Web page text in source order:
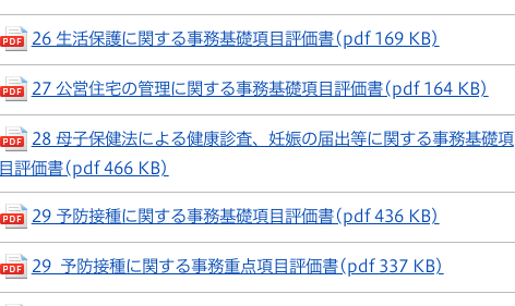
26 生活保護に関する事務基礎項目評価書(pdf 169 KB)
27 公営住宅の管理に関する事務基礎項目評価書(pdf 164 KB)
28 母子保健法による健康診査、妊娠の届出等に関する事務基礎項
目評価書(pdf 466 KB)
29 予防接種に関する事務基礎項目評価書(pdf 436 KB)
29_予防接種に関する事務重点項目評価書(pdf 337 KB)